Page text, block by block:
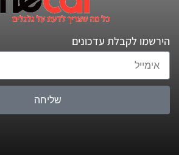
הירשמו לקבלת עדכונים
שליחה